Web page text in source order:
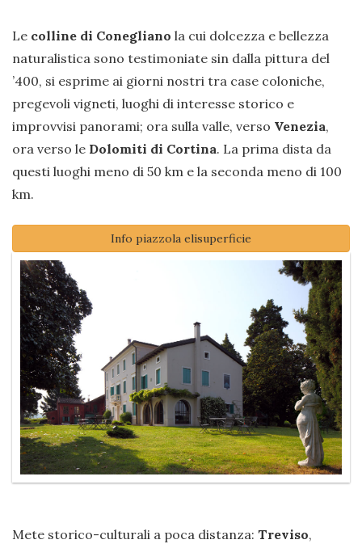
Le colline di Conegliano la cui dolcezza e bellezza
naturalistica sono testimoniate sin dalla pittura del
’400, si esprime ai giorni nostri tra case coloniche,
pregevoli vigneti, luoghi di interesse storico e
improvvisi panorami; ora sulla valle, verso Venezia,
ora verso le Dolomiti di Cortina. La prima dista da
questi luoghi meno di 50 km e la seconda meno di 100
km.
Info piazzola elisuperficie
Mete storico-culturali a poca distanza: Treviso,